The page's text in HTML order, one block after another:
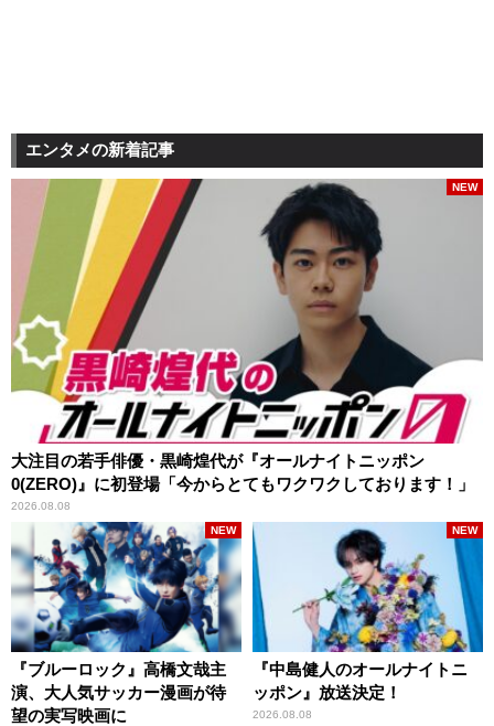
エンタメの新着記事
大注目の若手俳優・黒崎煌代が『オールナイトニッポン
0(ZERO)』に初登場「今からとてもワクワクしております！」
2026.08.08
NEW
『ブルーロック』高橋文哉主
演、大人気サッカー漫画が待
望の実写映画に
NEW
『中島健人のオールナイトニ
ッポン』放送決定！
2026.08.08
NEW